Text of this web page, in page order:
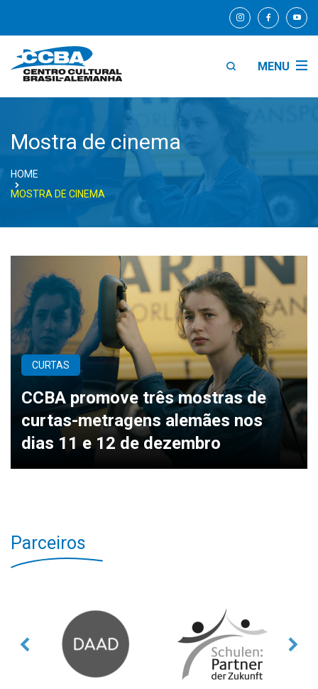
MENU
Mostra de cinema
HOME
MOSTRA DE CINEMA
CURTAS
CCBA promove três mostras de
curtas-metragens alemães nos
dias 11 e 12 de dezembro
Parceiros